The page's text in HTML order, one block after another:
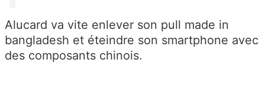
Alucard va vite enlever son pull made in
bangladesh et éteindre son smartphone avec
des composants chinois.